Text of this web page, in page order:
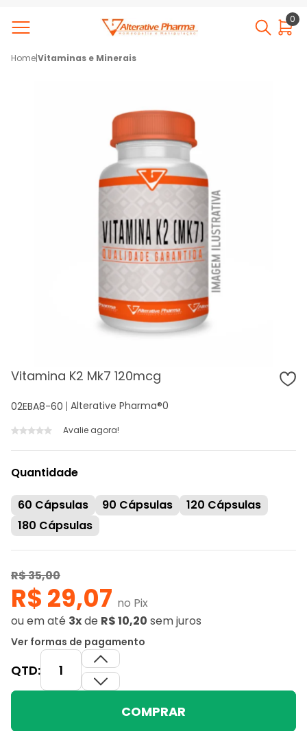
0
Home|Vitaminas e Minerais
Vitamina K2 Mk7 120mcg
02EBA8-60 Alterative Pharma®0
Avalie agora!
R$ 35,00
R$ 29,07 no Pix
ouem até 3xde R$ 10,20 sem juros
Ver formas de pagamento
Quantidade
60 Cápsulas 90 Cápsulas
120 Cápsulas
180 Cápsulas
QTD:
COMPRAR